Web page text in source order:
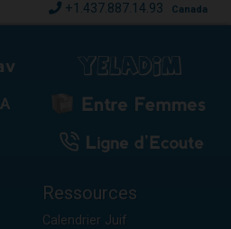
+1.437.887.14.93 Canada
Ressources
Calendrier Juif